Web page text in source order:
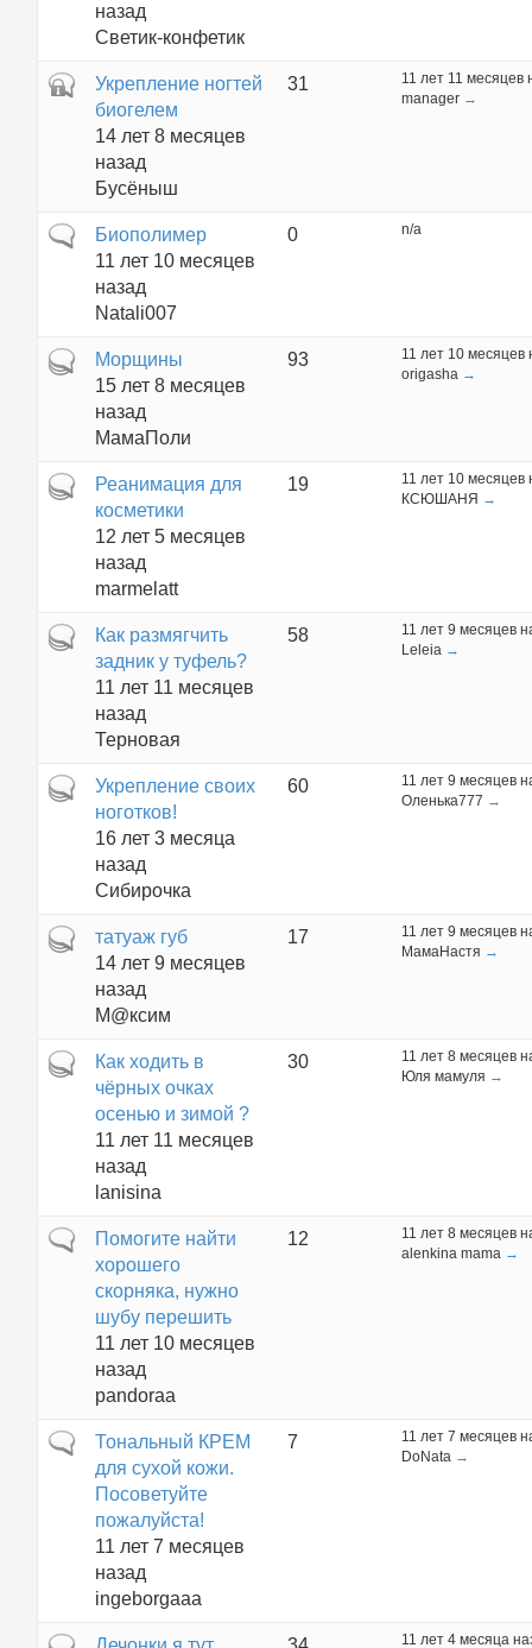
назад
Светик-конфетик
Закрытая тема
Укрепление ногтей
биогелем
14 лет 8 месяцев
назад
Бусёныш
31
11 лет 11 месяцев
manager →
Обычная тема
Биополимер
11 лет 10 месяцев
назад
Natali007
0 n/a
Горячая тема
Морщины
15 лет 8 месяцев
назад
МамаПоли
93
11 лет 10 месяцев
origasha →
Горячая тема
Реанимация для
косметики
12 лет 5 месяцев
назад
marmelatt
19
11 лет 10 месяцев
КСЮШАНЯ →
Горячая тема
Как размягчить
задник у туфель?
11 лет 11 месяцев
назад
Терновая
58
11 лет 9 месяцев
Leleia →
Горячая тема
Укрепление своих
ноготков!
16 лет 3 месяца
назад
Сибирочка
60
11 лет 9 месяцев
Оленька777 →
Горячая тема
татуаж губ
14 лет 9 месяцев
назад
М@ксим
17
11 лет 9 месяцев
МамаНастя →
Горячая тема
Как ходить в
чёрных очках
осенью и зимой ?
11 лет 11 месяцев
назад
lanisina
30
11 лет 8 месяцев
Юля мамуля →
Обычная тема
Помогите найти
хорошего
скорняка, нужно
шубу перешить
11 лет 10 месяцев
назад
pandoraa
12
11 лет 8 месяцев
alenkina mama →
Обычная тема
Тональный КРЕМ
для сухой кожи.
Посоветуйте
пожалуйста!
11 лет 7 месяцев
назад
ingeborgaaa
7
11 лет 7 месяцев
DoNata →
11 лет 4 месяца